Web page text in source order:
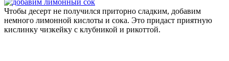
Чтобы десерт не получился приторно сладким, добавим
немного лимонной кислоты и сока. Это придаст приятную
кислинку чизкейку с клубникой и рикоттой.